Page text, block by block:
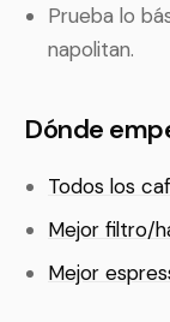
Prueba lo
napolitan.
Dónde
Todos los
Mejor filtro/
Mejor